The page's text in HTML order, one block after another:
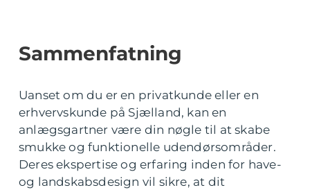
Sammenfatning
Uanset om du er en privatkunde eller en
erhvervskunde på Sjælland, kan en
anlægsgartner være din nøgle til at skabe
smukke og funktionelle udendørsområder.
Deres ekspertise og erfaring inden for have-
og landskabsdesign vil sikre, at dit